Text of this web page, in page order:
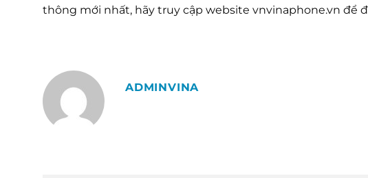
thông mới nhất, hãy truy cập website vnvinaphone.vn để
ADMINVINA